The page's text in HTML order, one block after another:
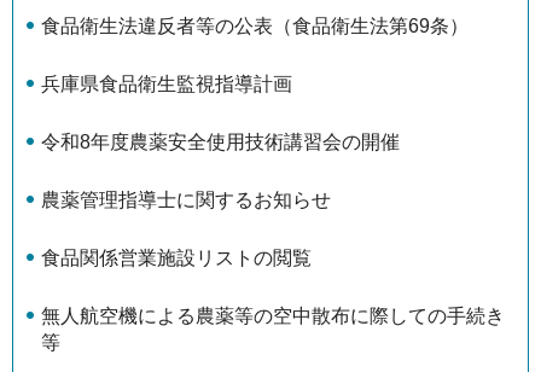
食品衛生法違反者等の公表（食品衛生法第69条）
兵庫県食品衛生監視指導計画
令和8年度農薬安全使用技術講習会の開催
農薬管理指導士に関するお知らせ
食品関係営業施設リストの閲覧
無人航空機による農薬等の空中散布に際しての手続き
等